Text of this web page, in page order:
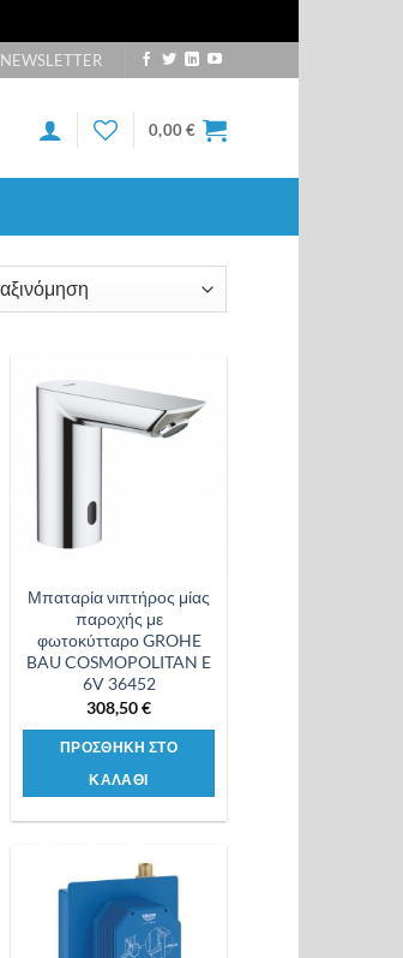
NEWSLETTER
0,00€
Προσθήκη
στη λίστα
Μπαταρία νιπτήρος μίας
παροχής με
φωτοκύτταρο GROHE
BAU COSMOPOLITAN E
6V 36452
308,50€
ΠΡΟΣΘΗΚΗ ΣΤΟ
ΚΑΛΑΘΙ
Προσθήκη
στη λίστα
επιθυμιών